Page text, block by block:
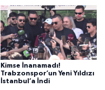
Kimse İnanamadı!
Trabzonspor’un Yeni Yıldızı
İstanbul’a İndi